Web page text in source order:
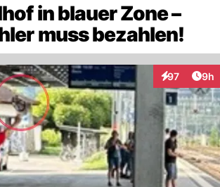
in blauer Zone –
muss bezahlen!
97
Interaktionen
9h